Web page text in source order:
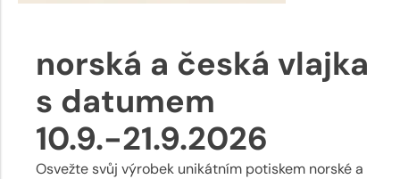
norská a česká vlajka
s datumem
10.9.-21.9.2026
Osvežte svůj výrobek unikátním potiskem norské a